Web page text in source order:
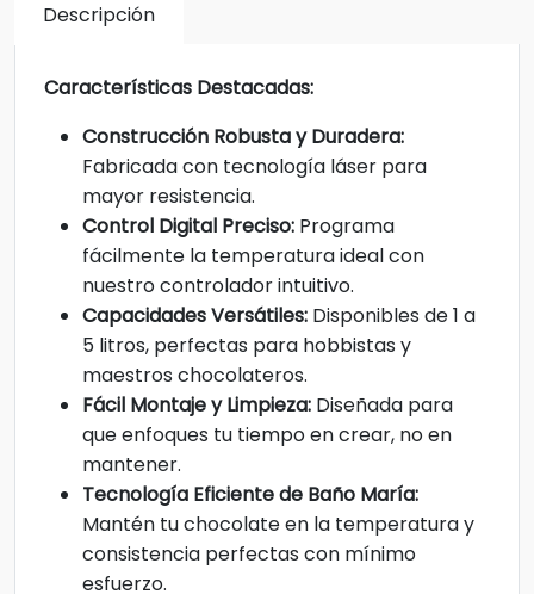
Descripción
Características Destacadas:
Construcción Robusta y Duradera:
Fabricada con tecnología láser para
mayor resistencia.
Control Digital Preciso: Programa
fácilmente la temperatura ideal con
nuestro controlador intuitivo.
Capacidades Versátiles: Disponibles de 1 a
5 litros, perfectas para hobbistas y
maestros chocolateros.
Fácil Montaje y Limpieza: Diseñada para
que enfoques tu tiempo en crear, no en
mantener.
Tecnología Eficiente de Baño María:
Mantén tu chocolate en la temperatura y
consistencia perfectas con mínimo
esfuerzo.